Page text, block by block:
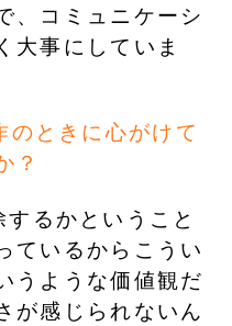
、コミュニケーシ
大事にしていま
のときに心がけて
？
るかということ
ているからこうい
うような価値観だ
が感じられないん